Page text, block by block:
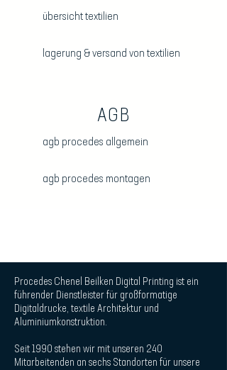
übersicht textilien
lagerung & versand von textilien
AGB
agb procedes allgemein
agb procedes montagen
Procedes Chenel Beilken Digital Printing ist ein
führender Dienstleister für großformatige
Digitaldrucke, textile Architektur und
Aluminiumkonstruktion.
Seit 1990 stehen wir mit unseren 240
Mitarbeitenden an sechs Standorten für unsere